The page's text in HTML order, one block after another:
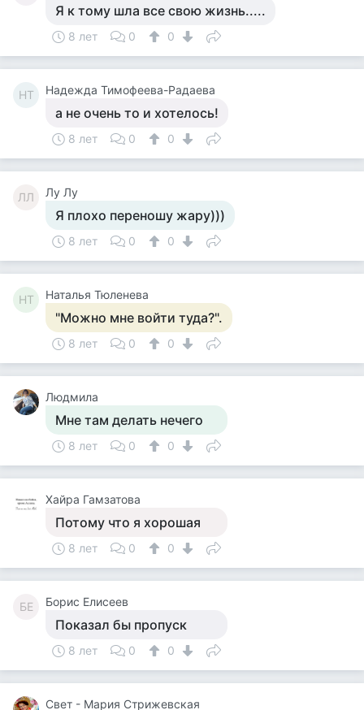
Я к тому шла все свою жизнь.....
8 лет 0 0
НТ Надежда Тимофеева-Радаева
а не очень то и хотелось!
8 лет 0 0
ЛЛ Лу Лу
Я плохо переношу жару)))
8 лет 0 0
НТ Наталья Тюленева
"Можно мне войти туда?".
8 лет 0 0
Людмила
Мне там делать нечего
8 лет 0 0
Хайра Гамзатова
Потому что я хорошая
8 лет 0 0
БЕ Борис Елисеев
Показал бы пропуск
8 лет 0 0
Свет - Мария Стрижевская